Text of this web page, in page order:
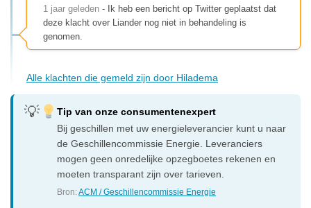
1 jaar geleden - Ik heb een bericht op Twitter geplaatst dat
deze klacht over Liander nog niet in behandeling is
genomen.
Alle klachten die gemeld zijn door Hiladema
Tip van onze consumentenexpert
Bij geschillen met uw energieleverancier kunt u naar
de Geschillencommissie Energie. Leveranciers
mogen geen onredelijke opzegboetes rekenen en
moeten transparant zijn over tarieven.
Bron:ACM / Geschillencommissie Energie